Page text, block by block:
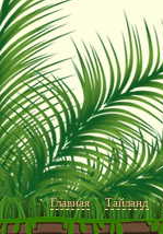
Главная Тайланд